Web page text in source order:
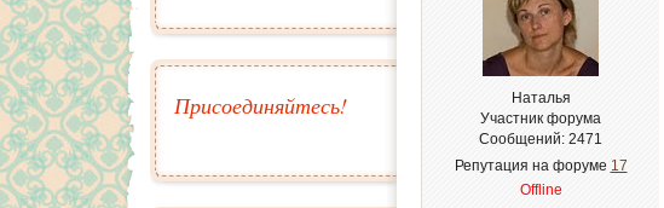
Присоединяйтесь!
Наталья
Участник форума
Сообщений: 2471
Репутация на форуме 17
Offline